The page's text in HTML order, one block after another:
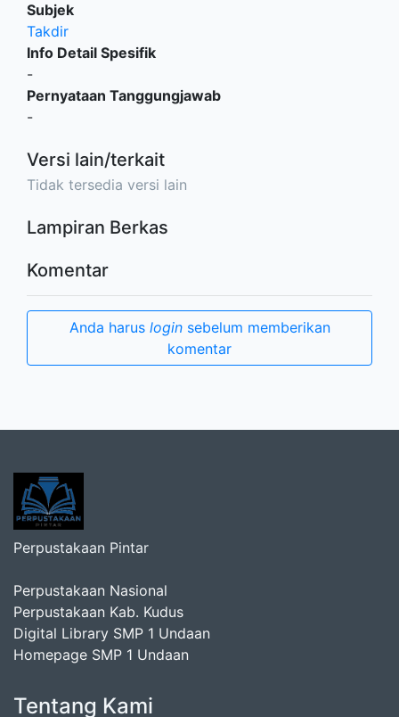
Subjek
Takdir
Info Detail Spesifik
-
Pernyataan Tanggungjawab
-
Versi lain/terkait
Tidak tersedia versi lain
Lampiran Berkas
Komentar
Anda harus loginsebelum memberikan
komentar
Perpustakaan Pintar
Perpustakaan Nasional
Perpustakaan Kab. Kudus
Digital Library SMP 1 Undaan
Homepage SMP 1 Undaan
Tentang Kami